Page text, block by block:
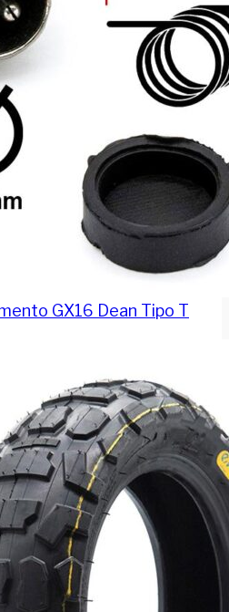
GX16 Dean Tipo T